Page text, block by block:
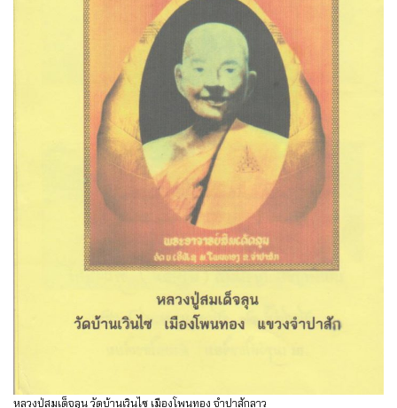
หลวงปู่สมเด็จลุน วัดบ้านเวินไซ เมืองโพนทอง จำปาสักลาว